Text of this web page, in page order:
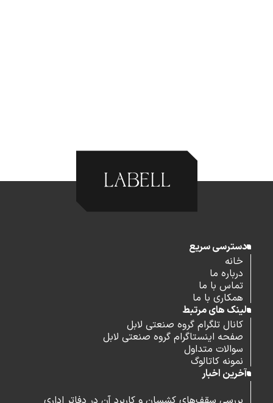
دسترسی سریع
خانه
درباره ما
تماس با ما
همکاری با ما
لینک های مرتبط
کانال تلگرام گروه صنعتی لابل
صفحه اینستاگرام گروه صنعتی لابل
سوالات متداول
نمونه کاتالوگ
آخرین اخبار